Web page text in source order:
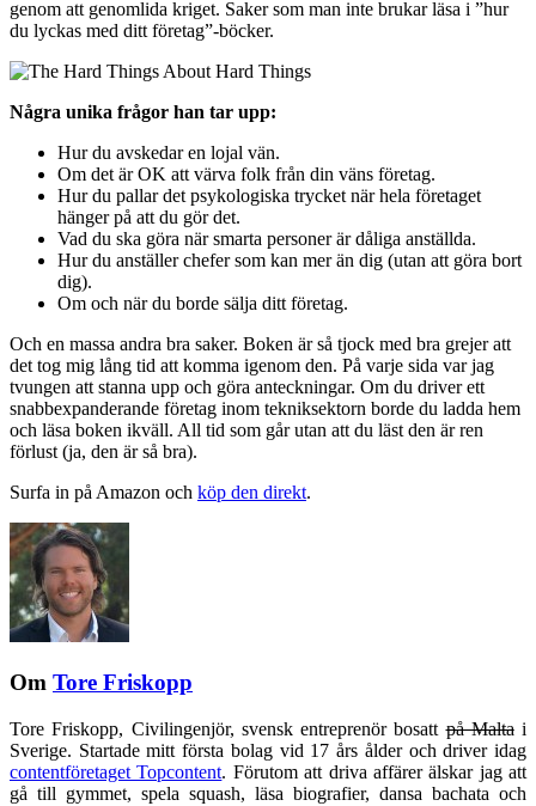
genom att genomlida kriget. Saker som man inte brukar läsa i ”hur
du lyckas med ditt företag”-böcker.
Några unika frågor han tar upp:
Hur du avskedar en lojal vän.
Om det är OK att värva folk från din väns företag.
Hur du pallar det psykologiska trycket när hela företaget
hänger på att du gör det.
Vad du ska göra när smarta personer är dåliga anställda.
Hur du anställer chefer som kan mer än dig (utan att göra bort
dig).
Om och när du borde sälja ditt företag.
Och en massa andra bra saker. Boken är så tjock med bra grejer att
det tog mig lång tid att komma igenom den. På varje sida var jag
tvungen att stanna upp och göra anteckningar. Om du driver ett
snabbexpanderande företag inom tekniksektorn borde du ladda hem
och läsa boken ikväll. All tid som går utan att du läst den är ren
förlust (ja, den är så bra).
Surfa in på Amazon och köp den direkt.
Om Tore Friskopp
Tore Friskopp, Civilingenjör, svensk entreprenör bosattpå Maltai
Sverige. Startade mitt första bolag vid 17 års ålder och driver idag
contentföretaget Topcontent. Förutom att driva affärer älskar jag att
gå till gymmet, spela squash, läsa biografier, dansa bachata och